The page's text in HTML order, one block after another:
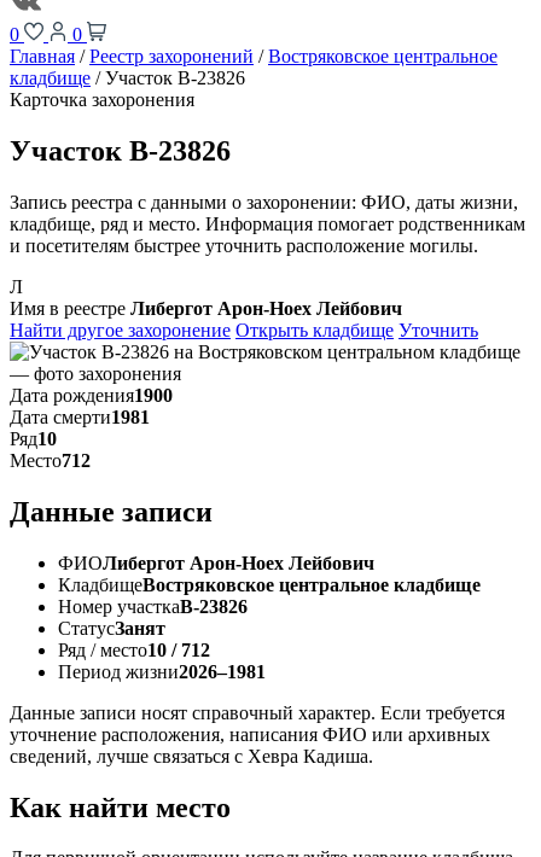
0
0
Главная / Реестр захоронений / Востряковское центральное
кладбище / Участок В-23826
Карточка захоронения
Участок В-23826
Запись реестра с данными о захоронении: ФИО, даты жизни,
кладбище, ряд и место. Информация помогает родственникам
и посетителям быстрее уточнить расположение могилы.
Л
Имя в реестре Либергот Арон-Ноех Лейбович
Найти другое захоронение Открыть кладбище Уточнить
Дата рождения1900
Дата смерти1981
Ряд10
Место712
Данные записи
ФИОЛибергот Арон-Ноех Лейбович
КладбищеВостряковское центральное кладбище
Номер участкаВ-23826
СтатусЗанят
Ряд / место10 / 712
Период жизни2026–1981
Данные записи носят справочный характер. Если требуется
уточнение расположения, написания ФИО или архивных
сведений, лучше связаться с Хевра Кадиша.
Как найти место